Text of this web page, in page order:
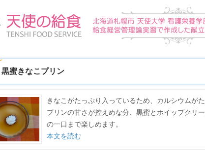
黒蜜きなこプリン
きなこがたっぷり入っているため、カルシウムが
プリンの甘さが控えめな分、黒蜜とホイップクリ
の一口まで楽しめます。
本文を読む